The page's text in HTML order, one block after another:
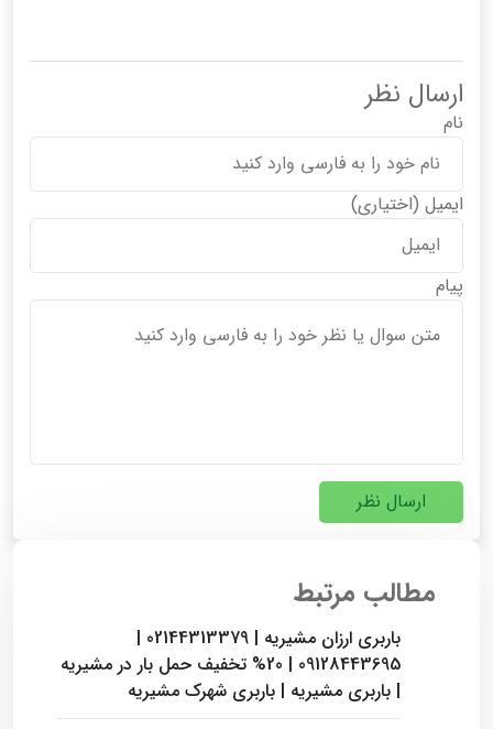
ارسال نظر
نام
ایمیل (اختیاری)
پیام
ارسال نظر
مطالب مرتبط
باربری ارزان مشیریه | 02144313379 |
09128443695 | 20% تخفیف حمل بار در مشیریه
| باربری مشیریه | باربری شهرک مشیریه